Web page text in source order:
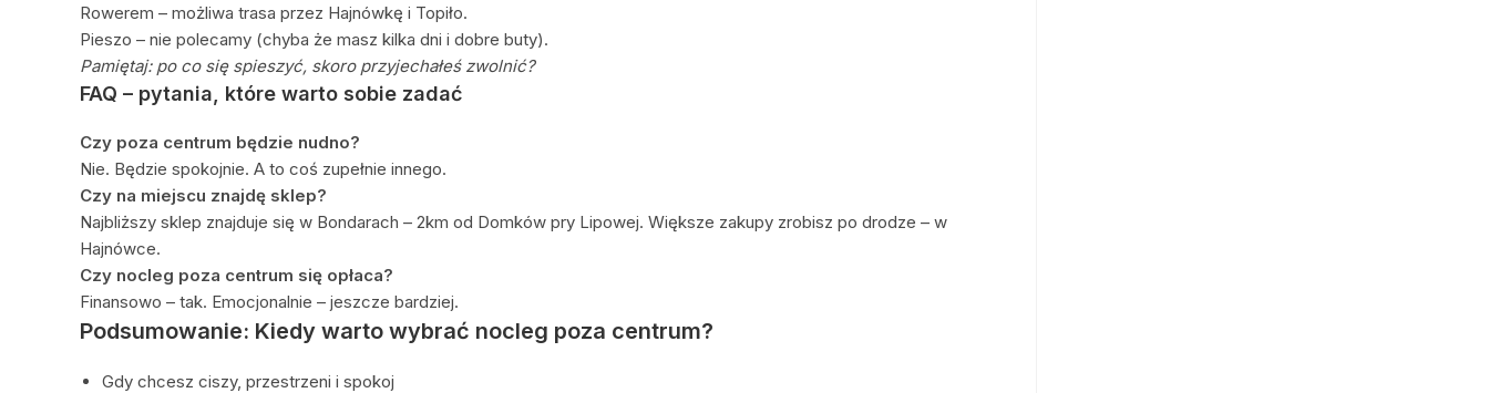
Rowerem – możliwa trasa przez Hajnówkę i Topiło.
Pieszo – nie polecamy (chyba że masz kilka dni i dobre buty).
Pamiętaj: po co się spieszyć, skoro przyjechałeś zwolnić?
FAQ – pytania, które warto sobie zadać
Czy poza centrum będzie nudno?
Nie. Będzie spokojnie. A to coś zupełnie innego.
Czy na miejscu znajdę sklep?
Najbliższy sklep znajduje się w Bondarach – 2km od Domków pry Lipowej. Większe zakupy zrobisz po drodze – w
Hajnówce.
Czy nocleg poza centrum się opłaca?
Finansowo – tak. Emocjonalnie – jeszcze bardziej.
Podsumowanie: Kiedy warto wybrać nocleg poza centrum?
Gdy chcesz ciszy, przestrzeni i spokoj